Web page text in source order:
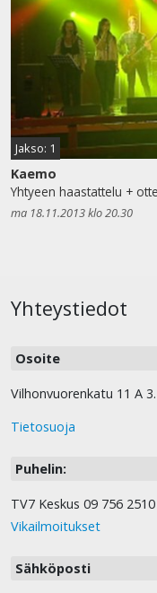
Jakso: 1
Kaemo
Yhtyeen haastattelu +
ma 18.11.2013 klo 20.30
Yhteystiedot
Osoite
Vilhonvuorenkatu 11 A
Tietosuoja
Puhelin:
TV7 Keskus 09 756
Vikailmoitukset
Sähköposti